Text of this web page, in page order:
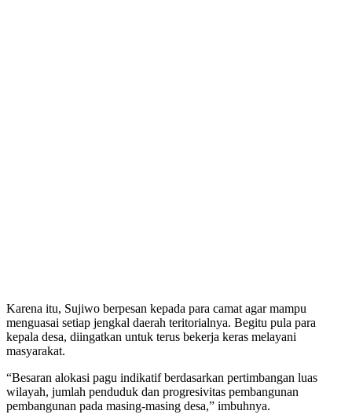
Karena itu, Sujiwo berpesan kepada para camat agar mampu
menguasai setiap jengkal daerah teritorialnya. Begitu pula para
kepala desa, diingatkan untuk terus bekerja keras melayani
masyarakat.
“Besaran alokasi pagu indikatif berdasarkan pertimbangan luas
wilayah, jumlah penduduk dan progresivitas pembangunan
pembangunan pada masing-masing desa,” imbuhnya.